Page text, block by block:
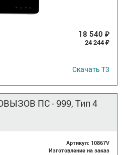
18 540 ₽
24 244 ₽
Скачать Т3
ПС - 999, Тип 4
Артикул: 10867V
Изготовление на заказ